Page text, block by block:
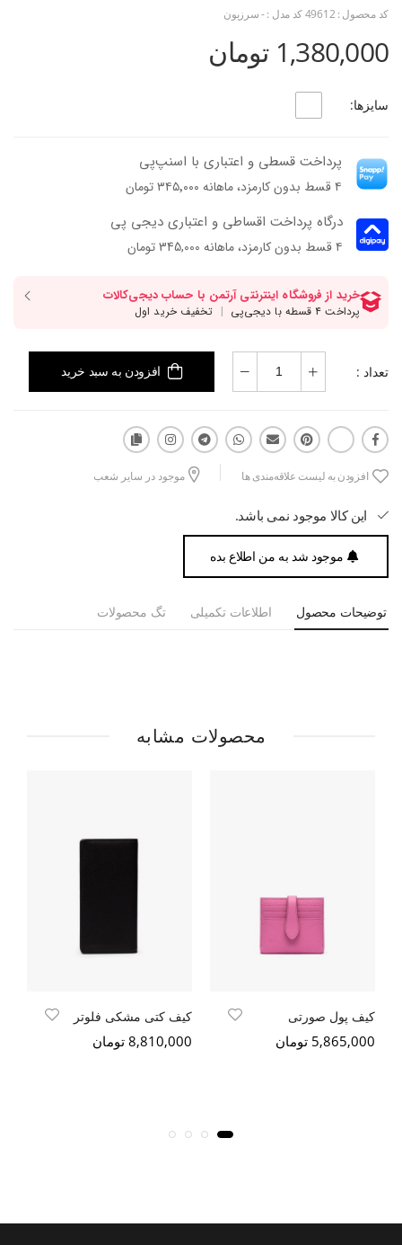
کد محصول : 49612کد مدل :- سرزبون
1,380,000 تومان
سایزها:
پرداخت قسطی و اعتباری با اسنپ‌پی
۴ قسط بدون کارمزد، ماهانه ۳۴۵٬۰۰۰ تومان
درگاه پرداخت اقساطی و اعتباری دیجی پی
۴ قسط بدون کارمزد، ماهانه 345,000 تومان
تعداد : افزودن به سبد خرید
افزودن به لیست علاقه‌مندی ها موجود در سایر شعب
این کالا موجود نمی باشد.
موجود شد به من اطلاع بده
توضیحات محصول اطلاعات تکمیلی تگ محصولات
محصولات مشابه
کیف پول صورتی
5,865,000 تومان
کیف کتی مشکی فلوتر
8,810,000 تومان